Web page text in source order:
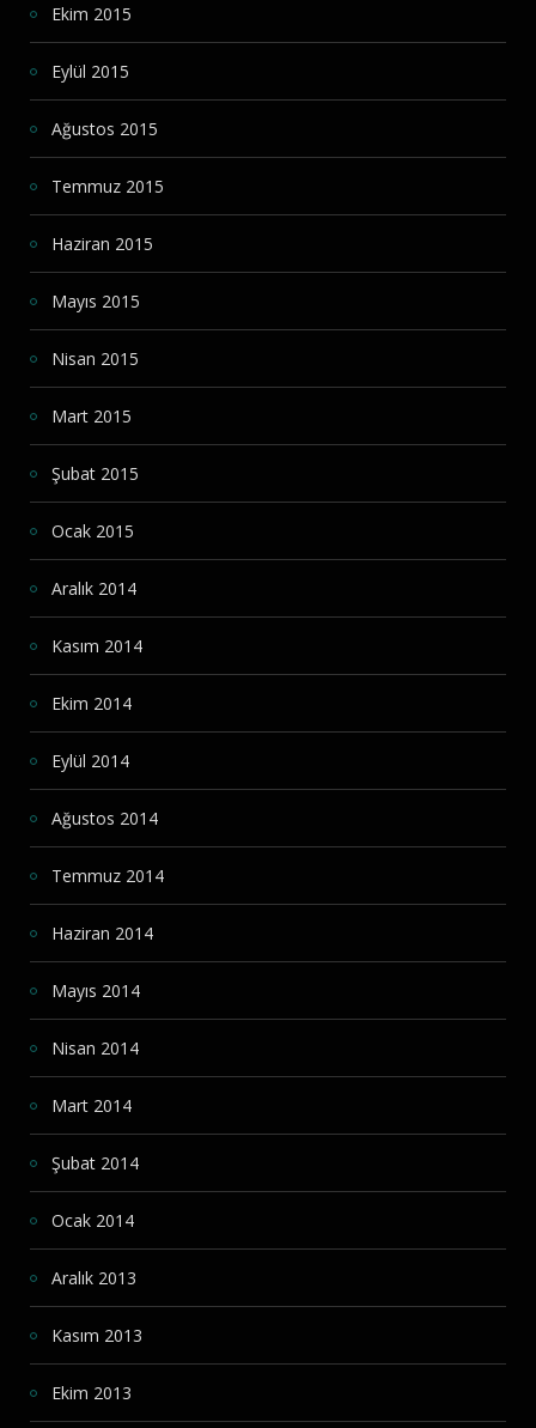
Ekim 2015
Eylül 2015
Ağustos 2015
Temmuz 2015
Haziran 2015
Mayıs 2015
Nisan 2015
Mart 2015
Şubat 2015
Ocak 2015
Aralık 2014
Kasım 2014
Ekim 2014
Eylül 2014
Ağustos 2014
Temmuz 2014
Haziran 2014
Mayıs 2014
Nisan 2014
Mart 2014
Şubat 2014
Ocak 2014
Aralık 2013
Kasım 2013
Ekim 2013